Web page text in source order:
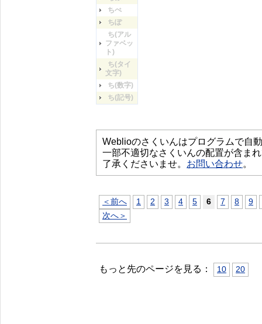
ちぺ
ちぽ
ち(アル
ファベッ
ト)
ち(タイ
文字)
ち(数字)
ち(記号)
Weblioのさくいんはプログラムで自
一部不適切なさくいんの配置が含ま
了承くださいませ。 お問い合わせ。
＜前へ 1 2 3 4 5 6 7 8
9
次へ＞
もっと先のページを見る： 10 20